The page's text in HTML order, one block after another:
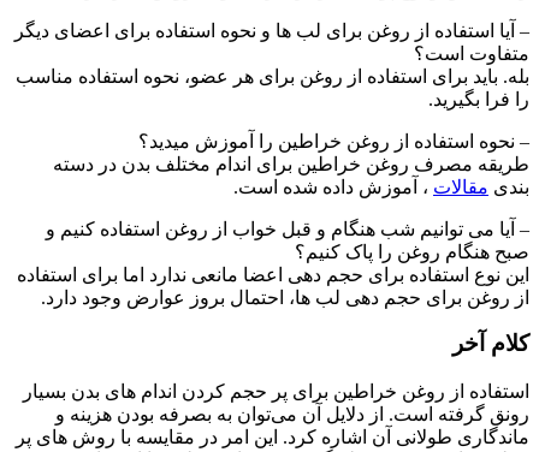
– آیا استفاده از روغن برای لب ها و نحوه استفاده برای اعضای دیگر
متفاوت است؟
بله. باید برای استفاده از روغن برای هر عضو، نحوه استفاده مناسب
را فرا بگیرید.
– نحوه استفاده از روغن خراطین را آموزش میدید؟
طریقه مصرف روغن خراطین برای اندام مختلف بدن در دسته
بندی مقالات ، آموزش داده شده است.
– آیا می توانیم شب هنگام و قبل خواب از روغن استفاده کنیم و
صبح هنگام روغن را پاک کنیم؟
این نوع استفاده برای حجم دهی اعضا مانعی ندارد اما برای استفاده
از روغن برای حجم دهی لب ها، احتمال بروز عوارض وجود دارد.
کلام آخر
استفاده از روغن خراطین برای پر حجم کردن اندام های بدن بسیار
رونق گرفته است. از دلایل آن می‌توان به بصرفه بودن هزینه و
ماندگاری طولانی آن اشاره کرد. این امر در مقایسه با روش های پر